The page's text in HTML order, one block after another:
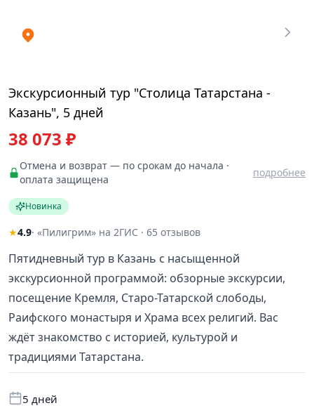
Экскурсионный тур "Столица Татарстана -
Казань", 5 дней
38 073 ₽
Отмена и возврат — по срокам до начала ·
оплата защищена
подробнее
Новинка
★4.9· «Пилигрим» на 2ГИС · 65 отзывов
Пятидневный тур в Казань с насыщенной
экскурсионной программой: обзорные экскурсии,
посещение Кремля, Старо-Татарской слободы,
Раифского монастыря и Храма всех религий. Вас
ждёт знакомство с историей, культурой и
традициями Татарстана.
5 дней